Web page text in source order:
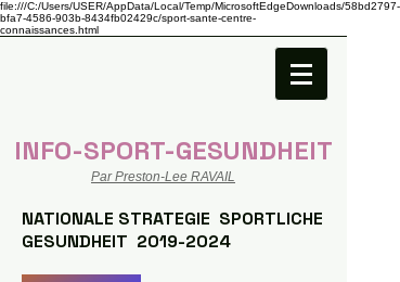
file:///C:/Users/USER/AppData/Local/Temp/MicrosoftEdgeDownloads/58bd2797-
bfa7-4586-903b-8434fb02429c/sport-sante-centre-
connaissances.html
INFO-SPORT-GESUNDHEIT
Par Preston-Lee RAVAIL
NATIONALE STRATEGIE SPORTLICHE
GESUNDHEIT 2019-2024